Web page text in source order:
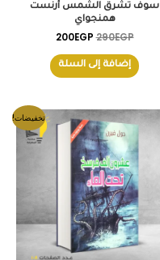
سوف تشرق الشمس أرنست
همنجواي
290EGP
200EGP
إضافة إلى السلة
تخفيضات!
السعر
الأصلي
هو:
200EGP.
السعر
الحالي